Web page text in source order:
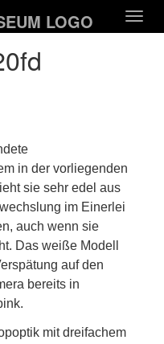
in der vorliegenden
sie sehr edel aus
im Einerlei
auch wenn sie
Das weiße Modell
auf den
bereits in
mit dreifachem